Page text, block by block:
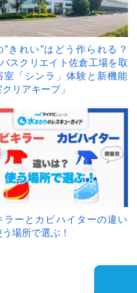
”きれい”はどう作られる？
スクリエイト佐倉工場を取
室「シンラ」体験と新機能
クリアキープ」
ラーとカビハイターの違い
場所で選ぶ！